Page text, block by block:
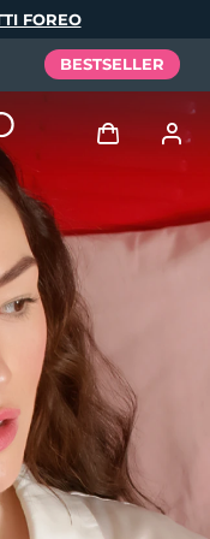
FOREO
BESTSELLER
Accedi
Profilo utente
I miei dispositivi
I miei ordini
I miei indirizzi
abbonamenti
Español
Português
Русский
繁體中文